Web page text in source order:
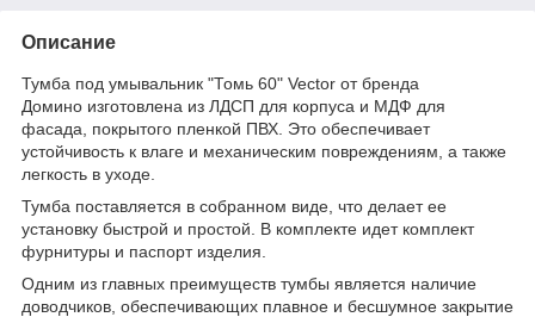
Описание
Тумба под умывальник "Томь 60" Vector от бренда
Домино изготовлена из ЛДСП для корпуса и МДФ для
фасада, покрытого пленкой ПВХ. Это обеспечивает
устойчивость к влаге и механическим повреждениям, а также
легкость в уходе.
Тумба поставляется в собранном виде, что делает ее
установку быстрой и простой. В комплекте идет комплект
фурнитуры и паспорт изделия.
Одним из главных преимуществ тумбы является наличие
доводчиков, обеспечивающих плавное и бесшумное закрытие